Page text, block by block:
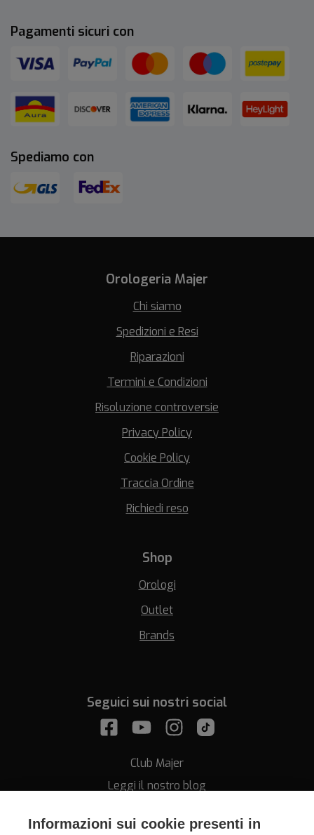
Informazioni sui cookie presenti in
Pagamenti sicuri con
Spediamo con
Orologeria Majer
Chi siamo
Spedizioni e Resi
Riparazioni
Termini e Condizioni
Risoluzione controversie
Privacy Policy
Cookie Policy
Traccia Ordine
Richiedi reso
Shop
Orologi
Outlet
Brands
Seguici sui nostri social
Club Majer
Leggi il nostro blog